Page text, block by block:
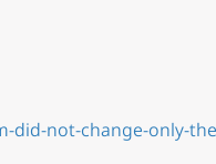
did-not-change-only-